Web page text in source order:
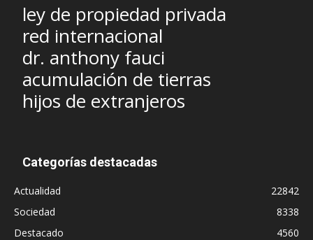
ley de propiedad privada
red internacional
dr. anthony fauci
acumulación de tierras
hijos de extranjeros
Categorías destacadas
Actualidad
22842
Sociedad
8338
Destacado
4560